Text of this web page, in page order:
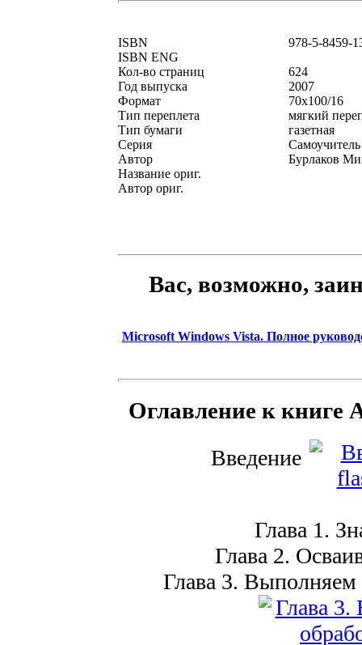
ISBN
978-5-8459-
ISBN ENG
Кол-во страниц
624
Год выпуска
2007
Формат
70x100/16
Тип переплета
мягкий
Тип бумаги
газетная
Серия
Самоучитель
Автор
Бурлаков
Название ориг.
Автор ориг.
Вас, возможно,
Microsoft Windows Vista. Полное
Оглавление к книге
Введение
Глава 1.
Глава 2.
Глава 3.